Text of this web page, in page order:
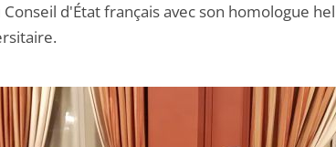
d'État français avec son homologue